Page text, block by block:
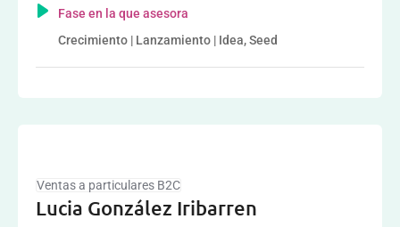
Fase en la que asesora
Crecimiento | Lanzamiento | Idea, Seed
Ventas a particulares B2C
Lucia González Iribarren